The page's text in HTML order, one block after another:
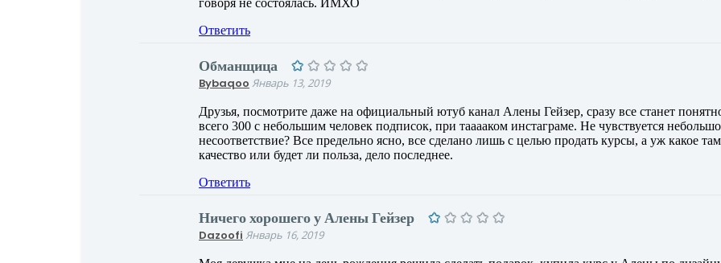
Ответить
Обманщица
Bybaqoo Январь 13, 2019
Друзья, посмотрите даже на официальный ютуб канал Алены Гейзер, сразу все станет
всего 300 с небольшим человек подписок, при тааааком инстаграме. Не чувствуется
несоответствие? Все предельно ясно, все сделано лишь с целью продать курсы, а уж какое там
качество или будет ли польза, дело последнее.
Ответить
Ничего хорошего у Алены Гейзер
Dazoofi Январь 16, 2019